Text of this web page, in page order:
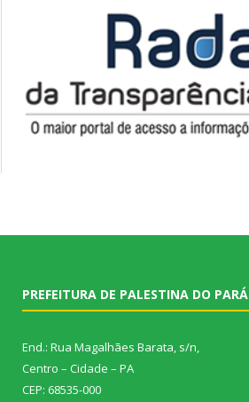
PREFEITURA DE PALESTINA DO PARÁ
End.: Rua Magalhães Barata, s/n,
Centro – Cidade – PA
CEP: 68535-000